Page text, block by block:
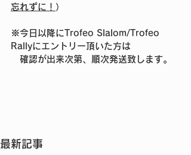
忘れずに！ ）
※今日以降にTrofeo Slalom/Trofeo
Rallyにエントリー頂いた方は
確認が出来次第、順次発送致します。
最新記事